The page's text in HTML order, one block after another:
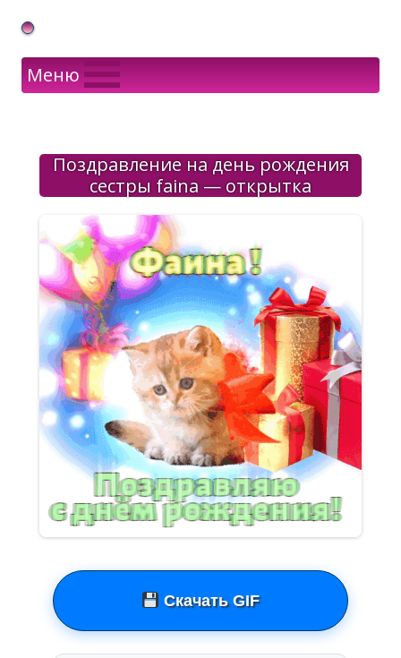
Gif Открытки в подарок
Меню
Поздравление на день рождения
сестры faina — открытка
Скачать GIF